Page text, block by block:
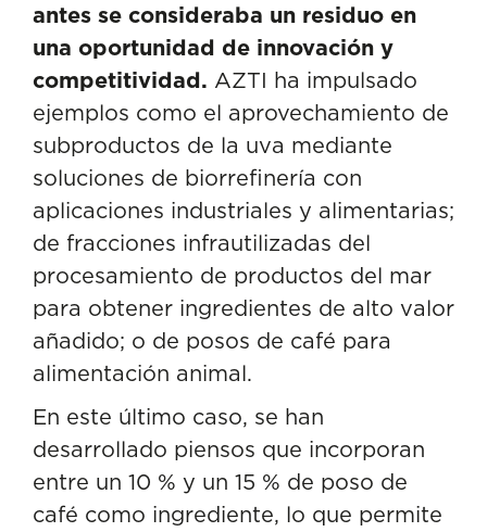
antes se consideraba un residuo en
una oportunidad de innovación y
competitividad. AZTI ha impulsado
ejemplos como el aprovechamiento de
subproductos de la uva mediante
soluciones de biorrefinería con
aplicaciones industriales y alimentarias;
de fracciones infrautilizadas del
procesamiento de productos del mar
para obtener ingredientes de alto valor
añadido; o de posos de café para
alimentación animal.
En este último caso, se han
desarrollado piensos que incorporan
entre un 10 % y un 15 % de poso de
café como ingrediente, lo que permite